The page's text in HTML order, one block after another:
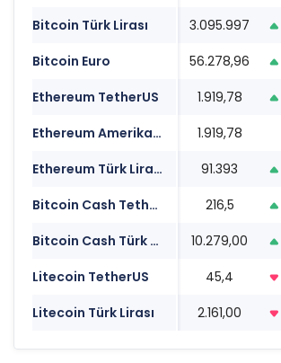
Bitcoin Türk Lirası
3.095.997
Bitcoin Euro
56.278,96
Ethereum TetherUS
1.919,78
Ethereum Amerikan Doları
1.919,78
Ethereum Türk Lirası
91.393
Bitcoin Cash TetherUS
216,5
Bitcoin Cash Türk Lirası
10.279,00
Litecoin TetherUS
45,4
Litecoin Türk Lirası
2.161,00